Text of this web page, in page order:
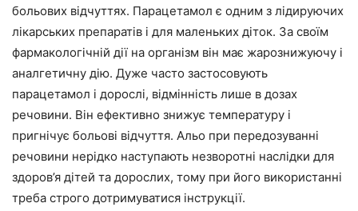
больових відчуттях. Парацетамол є одним з лідируючих
лікарських препаратів і для маленьких діток. За своїм
фармакологічній дії на організм він має жарознижуючу і
аналгетичну дію. Дуже часто застосовують
парацетамол і дорослі, відмінність лише в дозах
речовини. Він ефективно знижує температуру і
пригнічує больові відчуття. Альо при передозуванні
речовини нерідко наступають незворотні наслідки для
здоров’я дітей та дорослих, тому при його використанні
треба строго дотримуватися інструкції.